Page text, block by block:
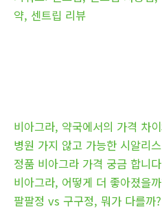
약, 센트립 리뷰
비아그라, 약국에서의 가격 차
병원 가지 않고 가능한 시알리
정품 비아그라 가격 궁금 합니다
비아그라, 어떻게 더 좋아졌을
팔팔정 vs 구구정, 뭐가 다를까